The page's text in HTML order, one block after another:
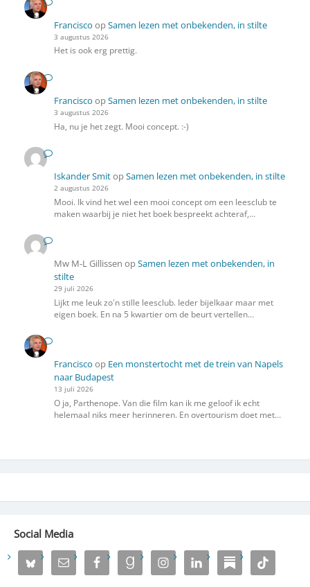
Francisco opSamen lezen met onbekenden, in stilte
3 augustus 2026
Het is ook erg prettig.
Francisco opSamen lezen met onbekenden, in stilte
3 augustus 2026
Ha, nu je het zegt. Mooi concept. :-)
Iskander SmitopSamen lezen met onbekenden, in stilte
2 augustus 2026
Mooi. Ik vind het wel een mooi concept om een leesclub te
maken waarbij je niet het boek bespreekt achteraf,…
Mw M-L Gillissen opSamen lezen met onbekenden, in
stilte
29 juli 2026
Lijkt me leuk zo'n stille leesclub. Ieder bijelkaar maar met
eigen boek. En na 5 kwartier om de beurt vertellen…
Francisco op Een monstertocht met de trein van Napels
naar Budapest
13 juli 2026
O ja, Parthenope. Van die film kan ik me geloof ik echt
helemaal niks meer herinneren. En overtourism doet met…
Social Media